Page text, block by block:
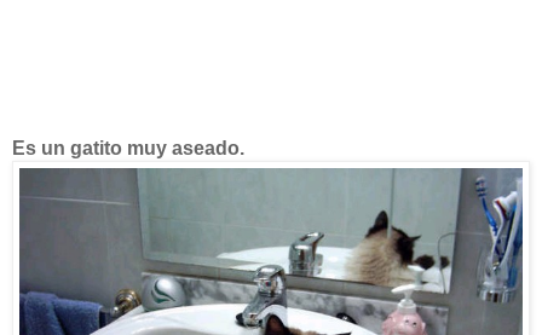
Es un gatito muy aseado.